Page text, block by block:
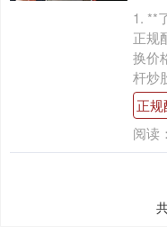
1. **
正规
换价
杆炒
正
阅读：